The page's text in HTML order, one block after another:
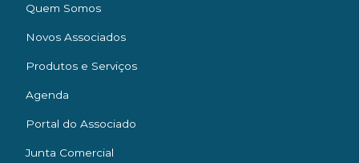
Quem Somos
Novos Associados
Produtos e Serviços
Agenda
Portal do Associado
Junta Comercial